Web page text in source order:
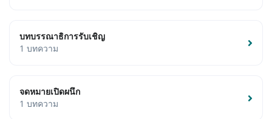
บทบรรณาธิการรับเชิญ
1 บทความ
จดหมายเปิดผนึก
1 บทความ